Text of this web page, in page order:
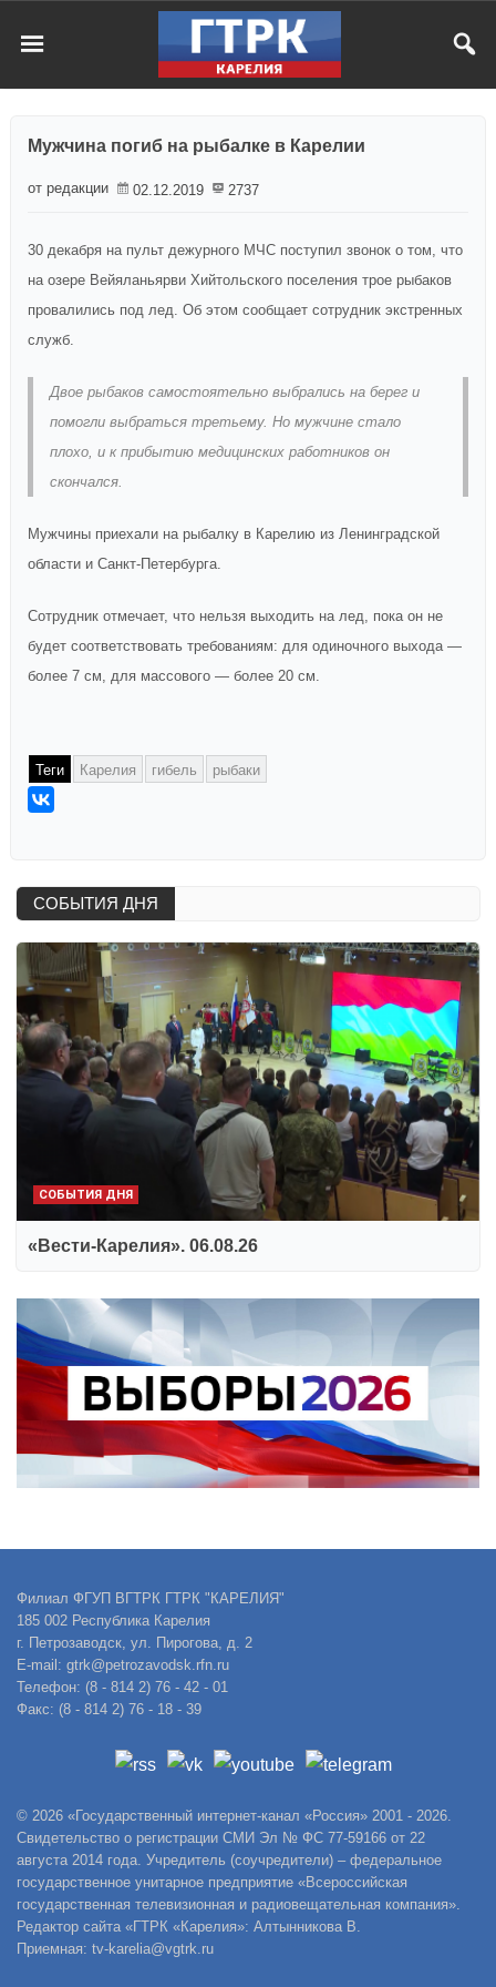
Мужчина погиб на рыбалке в Карелии
от редакции 02.12.2019 2737
30 декабря на пульт дежурного МЧС поступил звонок о том, что
на озере Вейяланьярви Хийтольского поселения трое рыбаков
провалились под лед. Об этом сообщает сотрудник экстренных
служб.
Двое рыбаков самостоятельно выбрались на берег и
помогли выбраться третьему. Но мужчине стало
плохо, и к прибытию медицинских работников он
скончался.
Мужчины приехали на рыбалку в Карелию из Ленинградской
области и Санкт-Петербурга.
Сотрудник отмечает, что нельзя выходить на лед, пока он не
будет соответствовать требованиям: для одиночного выхода —
более 7 см, для массового — более 20 см.
Теги Карелия гибель рыбаки
СОБЫТИЯ ДНЯ
СОБЫТИЯ ДНЯ
«Вести-Карелия». 06.08.26
Филиал ФГУП ВГТРК ГТРК "КАРЕЛИЯ"
185 002 Республика Карелия
г. Петрозаводск, ул. Пирогова, д. 2
E-mail: gtrk@petrozavodsk.rfn.ru
Телефон: (8 - 814 2) 76 - 42 - 01
Факс: (8 - 814 2) 76 - 18 - 39
© 2026 «Государственный интернет-канал «Россия» 2001 - 2026.
Свидетельство о регистрации СМИ Эл № ФС 77-59166 от 22
августа 2014 года. Учредитель (соучредители) – федеральное
государственное унитарное предприятие «Всероссийская
государственная телевизионная и радиовещательная компания».
Редактор сайта «ГТРК «Карелия»: Алтынникова В.
Приемная: tv-karelia@vgtrk.ru